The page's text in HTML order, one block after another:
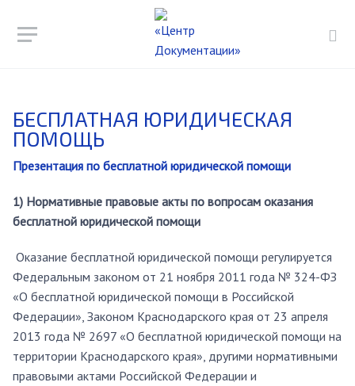
БЕСПЛАТНАЯ ЮРИДИЧЕСКАЯ
ПОМОЩЬ
Презентация по бесплатной юридической помощи
1) Нормативные правовые акты по вопросам оказания
бесплатной юридической помощи
Оказание бесплатной юридической помощи регулируется
Федеральным законом от 21 ноября 2011 года № 324-ФЗ
«О бесплатной юридической помощи в Российской
Федерации», Законом Краснодарского края от 23 апреля
2013 года № 2697 «О бесплатной юридической помощи на
территории Краснодарского края», другими нормативными
правовыми актами Российской Федерации и